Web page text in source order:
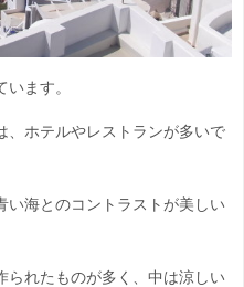
ます。
、ホテルやレストランが多いで
い海とのコントラストが美しい
られたものが多く、中は涼しい